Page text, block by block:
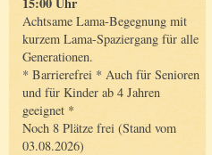
Achtsame Lama-Begegnung mit
kurzem Lama-Spaziergang für alle
Generationen.
* Barrierefrei * Auch für Senioren
und für Kinder ab 4 Jahren
geeignet *
Noch 8 Plätze frei (Stand vom
03.08.2026)